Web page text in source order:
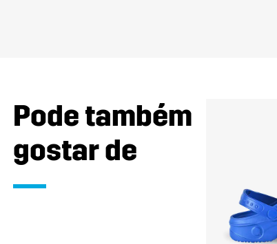
Pode também
gostar de